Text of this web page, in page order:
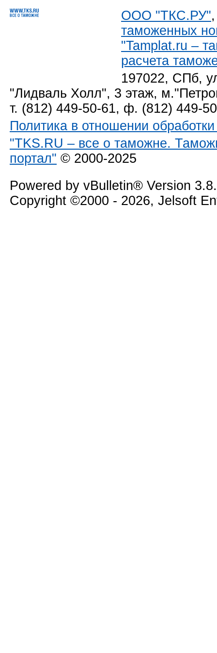
ООО "ТКС.РУ"
таможенных
"Tamplat.ru –
расчета
197022, СПб,
"Лидваль Холл", 3 этаж,
т. (812) 449-50-61, ф. (812) 449-
Политика в отношении
"TKS.RU – все о таможне.
портал" © 2000-2025
Powered by vBulletin® Version
Copyright ©2000 - 2026, Jelsoft